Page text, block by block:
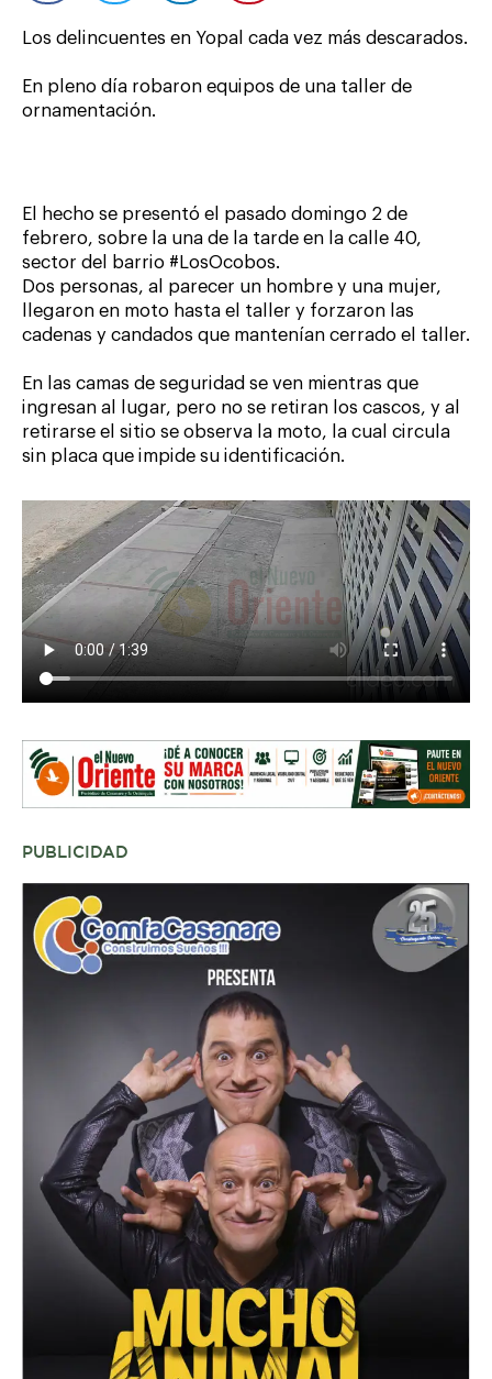
Los delincuentes en Yopal cada vez más descarados.
En pleno día robaron equipos de una taller de
ornamentación.
El hecho se presentó el pasado domingo 2 de
febrero, sobre la una de la tarde en la calle 40,
sector del barrio #LosOcobos.
Dos personas, al parecer un hombre y una mujer,
llegaron en moto hasta el taller y forzaron las
cadenas y candados que mantenían cerrado el taller.
En las camas de seguridad se ven mientras que
ingresan al lugar, pero no se retiran los cascos, y al
retirarse el sitio se observa la moto, la cual circula
sin placa que impide su identificación.
PUBLICIDAD